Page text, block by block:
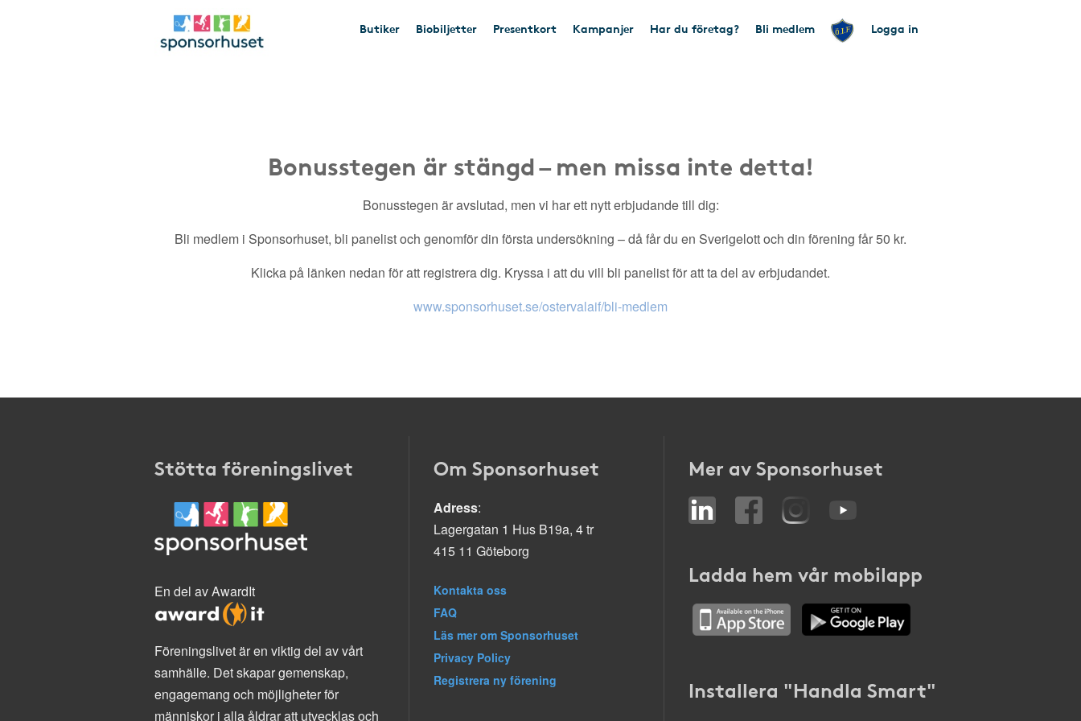
Butiker Biobiljetter Presentkort Kampanjer Har du företag? Bli medlem Logga in
Bonusstegen är stängd – men missa inte detta!
Bonusstegen är avslutad, men vi har ett nytt erbjudande till dig:
Bli medlem i Sponsorhuset, bli panelist och genomför din första undersökning – då får du en Sverigelott och din förening får 50 kr.
Klicka på länken nedan för att registrera dig. Kryssa i att du vill bli panelist för att ta del av erbjudandet.
www.sponsorhuset.se/ostervalaif/bli-medlem
Stötta föreningslivet
En del av AwardIt
Föreningslivet är en viktig del av vårt
samhälle. Det skapar gemenskap,
engagemang och möjligheter för
människor i alla åldrar att utvecklas och
Om Sponsorhuset
Adress:
Lagergatan 1 Hus B19a, 4 tr
415 11 Göteborg
Kontakta oss
FAQ
Läs mer om Sponsorhuset
Privacy Policy
Registrera ny förening
Mer av Sponsorhuset
Ladda hem vår mobilapp
Installera "Handla Smart"